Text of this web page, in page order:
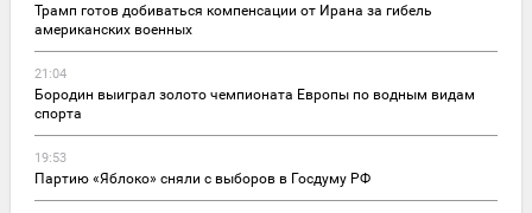
Трамп готов добиваться компенсации от Ирана за гибель
американских военных
21:04
Бородин выиграл золото чемпионата Европы по водным видам
спорта
19:53
Партию «Яблоко» сняли с выборов в Госдуму РФ